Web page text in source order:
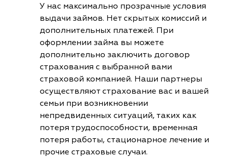
У нас максимально прозрачные условия
выдачи займов. Нет скрытых комиссий и
дополнительных платежей. При
оформлении займа вы можете
дополнительно заключить договор
страхования с выбранной вами
страховой компанией. Наши партнеры
осуществляют страхование вас и вашей
семьи при возникновении
непредвиденных ситуаций, таких как
потеря трудоспособности, временная
потеря работы, стационарное лечение и
прочие страховые случаи.